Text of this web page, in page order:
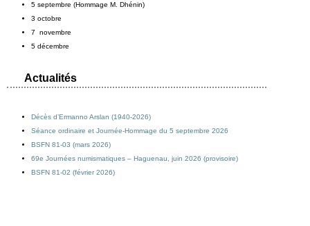
5 septembre (Hommage M. Dhénin)
3 octobre
7 novembre
5 décembre
Actualités
Décès d’Ermanno Arslan (1940-2026)
Séance ordinaire et Journée-Hommage du 5 septembre 2026
BSFN 81-03 (mars 2026)
69e Journées numismatiques – Haguenau, juin 2026 (provisoire)
BSFN 81-02 (février 2026)